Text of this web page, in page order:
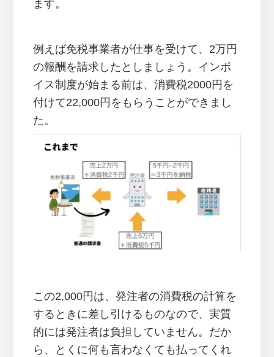
ます。
例えば免税事業者が仕事を受けて、2万円
の報酬を請求したとしましょう。インボ
イス制度が始まる前は、消費税2000円を
付けて22,000円をもらうことができまし
た。
この2,000円は、発注者の消費税の計算を
するときに差し引けるものなので、実質
的には発注者は負担していません。だか
ら、とくに何も言わなくても払ってくれ